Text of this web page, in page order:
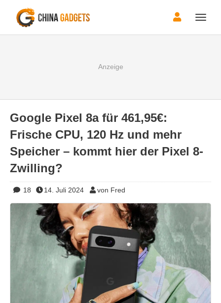
Toggle
Google Pixel 8a für 461,95€:
Frische CPU, 120 Hz und mehr
Speicher – kommt hier der Pixel 8-
Zwilling?
18 14. Juli 2024 von Fred